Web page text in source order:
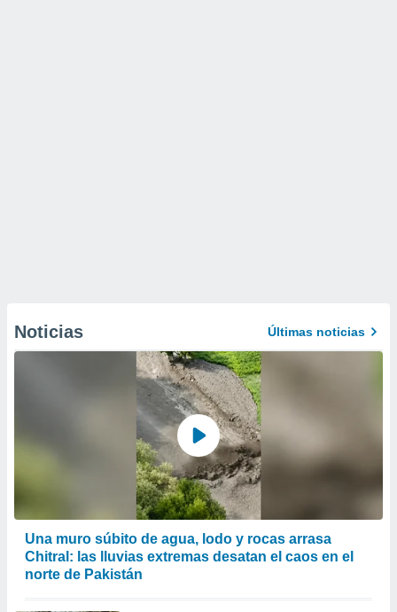
Noticias Últimas noticias
Una muro súbito de agua, lodo y rocas arrasa
Chitral: las lluvias extremas desatan el caos en el
norte de Pakistán